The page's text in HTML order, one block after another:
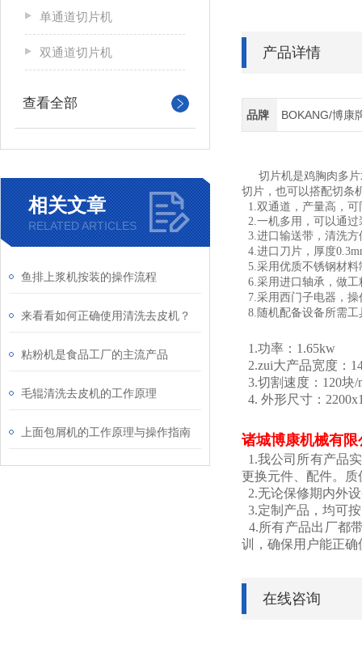
单通道切片机
双通道切片机
查看全部
相关文章
RELATED ARTICLES
鱼排上浆机按装的操作流程
来看看如何正确使用清洗去皮机？
粘粉机是食品工厂的主流产品
毛辊清洗去皮机的工作原理
上面包屑机的工作原理与操作指南
产品详情
品牌 BOKANG/博康
切片机是鸡胸肉多
切片， 也可以搭配切条
1.双通道，产量高，
2.一机多用，可以通
3.进口 输送带 ， 清洗方
4.进口 刀片 ，厚度
5.采用优质不锈钢材
6.采用进口轴承，做
7.采用西门子电器 ，
8.随机配备设备所需
1.功率：1.65kw
2.zui大产品宽度：
3.切割速度：120块
4. 外形尺寸：
诸城博康机械有
1.我公司所有产品
更换元件、配件。
2.无论保修期内外
3.定制产品，均可
4.所有产品出厂都
训，确保用户能正
在线咨询